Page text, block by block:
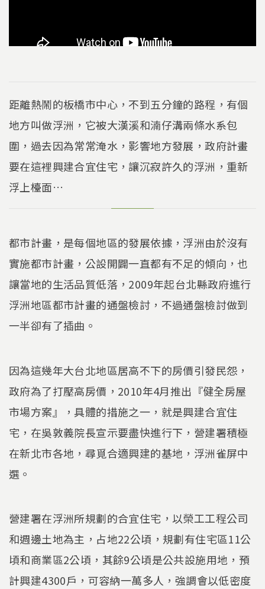
距離熱鬧的板橋市中心，不到五分鐘的路程，有個
地方叫做浮洲，它被大漢溪和湳仔溝兩條水系包
圍，過去因為常常淹水，影響地方發展，政府計畫
要在這裡興建合宜住宅，讓沉寂許久的浮洲，重新
浮上檯面…
都市計畫，是每個地區的發展依據，浮洲由於沒有
實施都市計畫，公設開闢一直都有不足的傾向，也
讓當地的生活品質低落，2009年起台北縣政府進行
浮洲地區都市計畫的通盤檢討，不過通盤檢討做到
一半卻有了插曲。
因為這幾年大台北地區居高不下的房價引發民怨，
政府為了打壓高房價，2010年4月推出『健全房屋
市場方案』，具體的措施之一，就是興建合宜住
宅，在吳敦義院長宣示要盡快進行下，營建署積極
在新北市各地，尋覓合適興建的基地，浮洲雀屏中
選。
營建署在浮洲所規劃的合宜住宅，以榮工工程公司
和週邊土地為主，占地22公頃，規劃有住宅區11公
頃和商業區2公頃，其餘9公頃是公共設施用地，預
計興建4300戶，可容納一萬多人，強調會以低密度